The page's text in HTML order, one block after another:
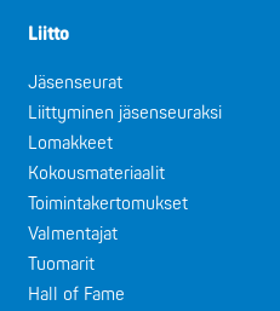
Liitto
Jäsenseurat
Liittyminen jäsenseuraksi
Lomakkeet
Kokousmateriaalit
Toimintakertomukset
Valmentajat
Tuomarit
Hall of Fame